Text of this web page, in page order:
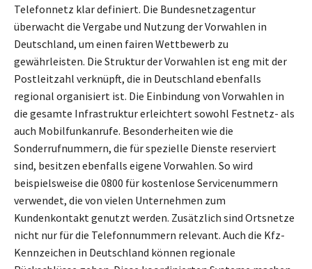
Telefonnetz klar definiert. Die Bundesnetzagentur
überwacht die Vergabe und Nutzung der Vorwahlen in
Deutschland, um einen fairen Wettbewerb zu
gewährleisten. Die Struktur der Vorwahlen ist eng mit der
Postleitzahl verknüpft, die in Deutschland ebenfalls
regional organisiert ist. Die Einbindung von Vorwahlen in
die gesamte Infrastruktur erleichtert sowohl Festnetz- als
auch Mobilfunkanrufe. Besonderheiten wie die
Sonderrufnummern, die für spezielle Dienste reserviert
sind, besitzen ebenfalls eigene Vorwahlen. So wird
beispielsweise die 0800 für kostenlose Servicenummern
verwendet, die von vielen Unternehmen zum
Kundenkontakt genutzt werden. Zusätzlich sind Ortsnetze
nicht nur für die Telefonnummern relevant. Auch die Kfz-
Kennzeichen in Deutschland können regionale